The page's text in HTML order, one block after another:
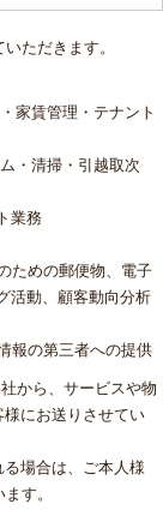
ただきます。
家賃管理・テナント
・清掃・引越取次
業務
ための郵便物、電子
活動、顧客動向分析
報の第三者への提供
から、サービスや物
にお送りさせてい
場合は、ご本人様
す。